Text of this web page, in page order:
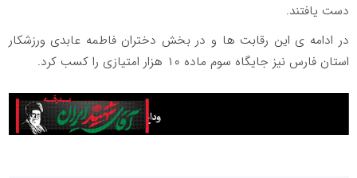
دست یافتند.
در ادامه ی این رقابت ها و‌ در بخش دختران فاطمه عابدی ورزشکار
استان فارس نیز جایگاه سوم ماده ۱۰ هزار امتیازی را کسب کرد.